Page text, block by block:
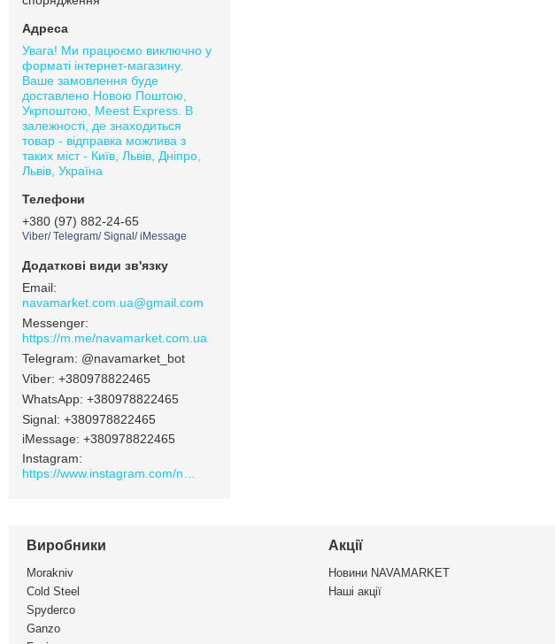
Увага! Ми працюємо виключно у
форматі інтернет-магазину.
Ваше замовлення буде
доставлено Новою Поштою,
Укрпоштою, Meest Express. В
залежності, де знаходиться
товар - відправка можлива з
таких міст - Київ, Львів, Дніпро,
Львів, Україна
+380 (97) 882-24-65
Viber/ Telegram/ Signal/ iMessage
navamarket.com.ua@gmail.com
https://m.me/navamarket.com.ua
@navamarket_bot
+380978822465
+380978822465
Signal +380978822465
iMessage +380978822465
Instagram
Виробники
Morakniv
Cold Steel
Spyderco
Ganzo
Акції
Новини NAVAMARKET
Наші акції